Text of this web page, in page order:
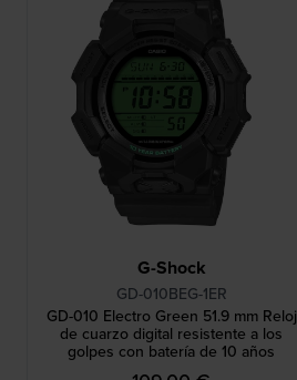
G-Shock
GD-010BEG-1ER
GD-010 Electro Green 51.9 mm Reloj
de cuarzo digital resistente a los
golpes con batería de 10 años